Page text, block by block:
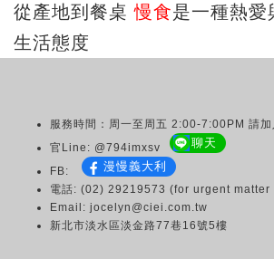
從產地到餐桌慢食是一種熱愛
生活態度
服務時間：周一至周五 2:00-7:00PM 請
官Line: @794imxsv
聊天
FB: 漫慢義大利
電話: (02) 29219573 (for urgent matter
Email: jocelyn@ciei.com.tw
新北市淡水區淡金路77巷16號5樓